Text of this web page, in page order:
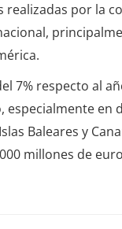
realizadas por la
7% respecto al
en
Baleares y
millones de